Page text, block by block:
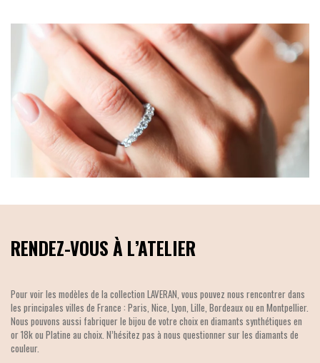
RENDEZ-VOUS À L’ATELIER
Pour voir les modèles de la collection LAVERAN, vous pouvez nous rencontrer dans
les principales villes de France : Paris, Nice, Lyon, Lille, Bordeaux ou en Montpellier.
Nous pouvons aussi fabriquer le bijou de votre choix en diamants synthétiques en
or 18k ou Platine au choix. N’hésitez pas à nous questionner sur les diamants de
couleur.